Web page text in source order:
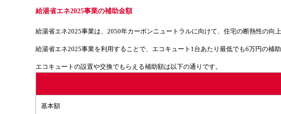
給湯省エネ2025事業の補助金額
給湯省エネ2025事業は、2050年カーボンニュートラルに向けて、住宅の断熱性の向
給湯省エネ2025事業を利用することで、エコキュート1台あたり最低でも6万円の補
エコキュートの設置や交換でもらえる補助額は以下の通りです。
基本額